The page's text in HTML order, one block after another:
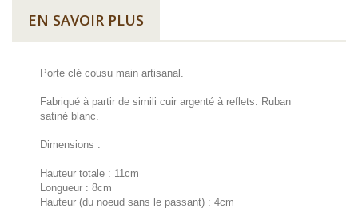
EN SAVOIR PLUS
Porte clé cousu main artisanal.
Fabriqué à partir de simili cuir argenté à reflets. Ruban
satiné blanc.
Dimensions :
Hauteur totale : 11cm
Longueur : 8cm
Hauteur (du noeud sans le passant) : 4cm